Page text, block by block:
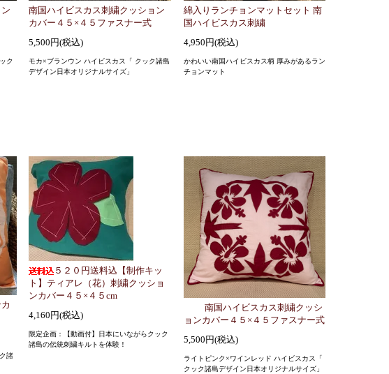
ク
南国ハイビスカス刺繍クッション
カバー４５×４５ファスナー式
5,500円(税込)
モカ×ブランウン ハイビスカス「 クック諸島
デザイン日本オリジナルサイズ」
綿入りランチョンマットセット 南
国ハイビスカス刺繍
4,950円(税込)
かわいい南国ハイビスカス柄 厚みがあるラン
チョンマット
諸
５２０円送料込【制作キッ
ト】ティアレ（花）刺繍クッショ
ンカバー４５×４５cm
4,160円(税込)
限定企画：【動画付】日本にいながらクック
諸島の伝統刺繍キルトを体験！
南国ハイビスカス刺繍クッシ
ョンカバー４５×４５ファスナー式
5,500円(税込)
ライトピンク×ワインレッド ハイビスカス「
クック諸島デザイン日本オリジナルサイズ」